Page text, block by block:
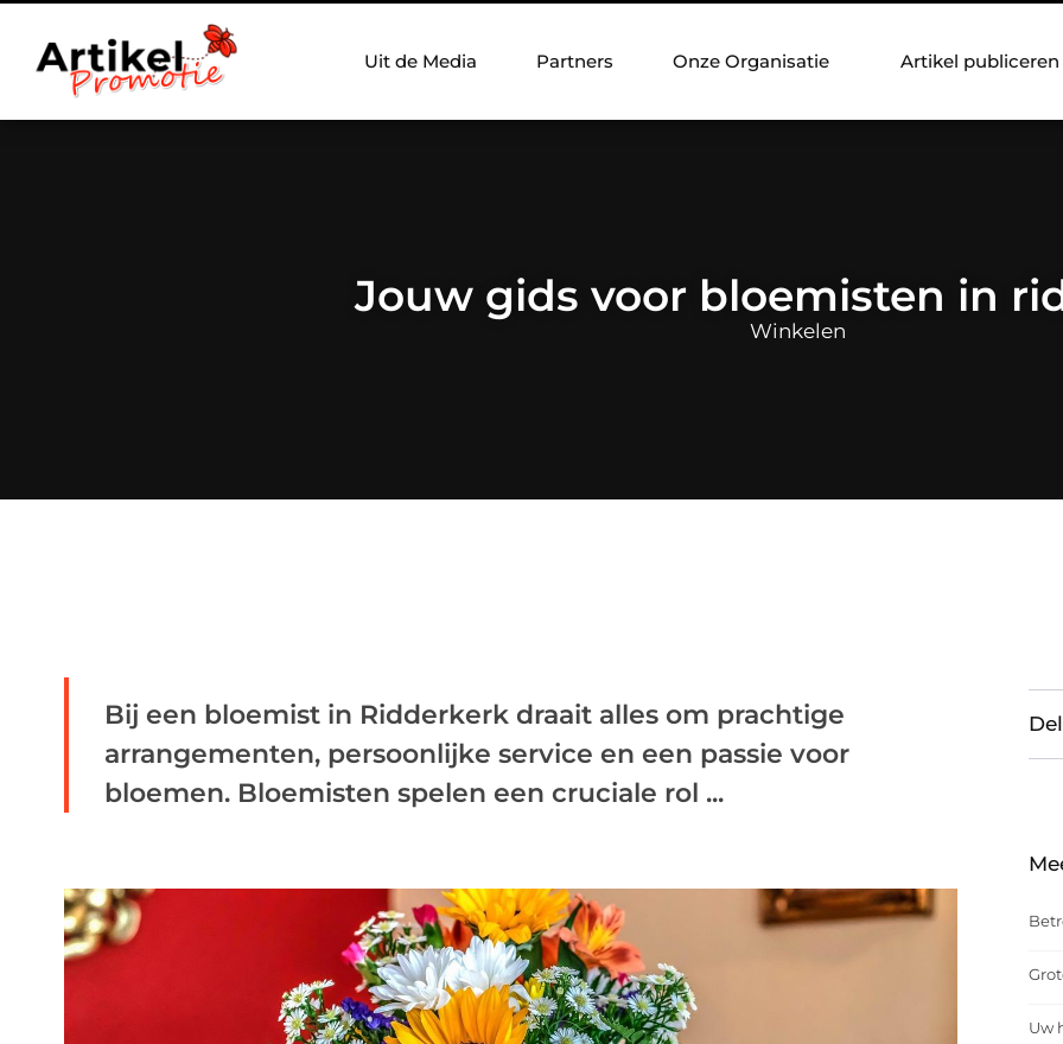
Uit de Media Partners Onze Organisatie Artikel publiceren
Jouw gids voor bloemisten in
Winkelen
Bij een bloemist in Ridderkerk draait alles om prachtige
arrangementen, persoonlijke service en een passie voor
bloemen. Bloemisten spelen een cruciale rol ...
Uw